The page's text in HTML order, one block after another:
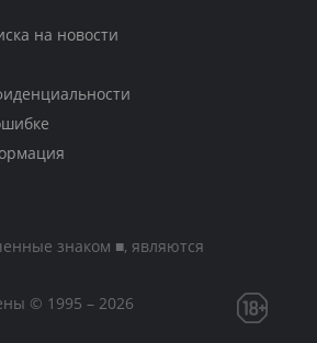
на новости
знаком ■, являются
© 1995 – 2026